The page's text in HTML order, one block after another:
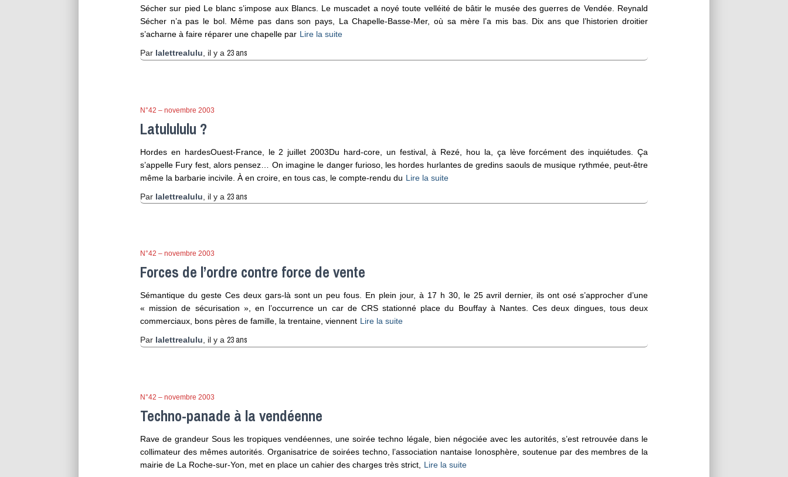
Sécher sur pied Le blanc s’impose aux Blancs. Le muscadet a noyé toute velléité de bâtir le musée des guerres de Vendée. Reynald
Sécher n’a pas le bol. Même pas dans son pays, La Chapelle-Basse-Mer, où sa mère l’a mis bas. Dix ans que l’historien droitier
s’acharne à faire réparer une chapelle par Lire la suite
Par lalettrealulu, il y a 23 ans
N°42 – novembre 2003
Latulululu ?
Hordes en hardesOuest-France, le 2 juillet 2003Du hard-core, un festival, à Rezé, hou la, ça lève forcément des inquiétudes. Ça
s’appelle Fury fest, alors pensez… On imagine le danger furioso, les hordes hurlantes de gredins saouls de musique rythmée, peut-être
même la barbarie incivile. À en croire, en tous cas, le compte-rendu du Lire la suite
Par lalettrealulu , il y a 23 ans
N°42 – novembre 2003
Forces de l’ordre contre force de vente
Sémantique du geste Ces deux gars-là sont un peu fous. En plein jour, à 17 h 30, le 25 avril dernier, ils ont osé s’approcher d’une
« mission de sécurisation », en l’occurrence un car de CRS stationné place du Bouffay à Nantes. Ces deux dingues, tous deux
commerciaux, bons pères de famille, la trentaine, viennent Lire la suite
Par lalettrealulu , il y a 23 ans
N°42 – novembre 2003
Techno-panade à la vendéenne
Rave de grandeur Sous les tropiques vendéennes, une soirée techno légale, bien négociée avec les autorités, s’est retrouvée dans le
collimateur des mêmes autorités. Organisatrice de soirées techno, l’association nantaise Ionosphère, soutenue par des membres de la
mairie de La Roche-sur-Yon, met en place un cahier des charges très strict,
Lire la suite